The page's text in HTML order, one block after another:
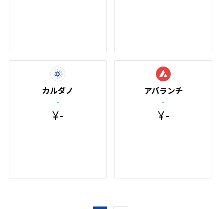
カルダノ
-
¥-
アバランチ
-
¥-